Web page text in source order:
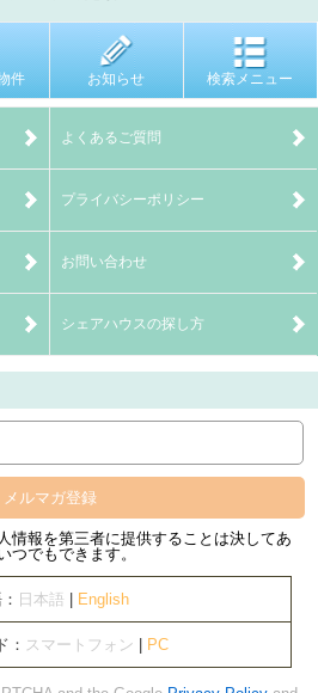
件 お知らせ 検索メニュー
よくあるご質問
プライバシーポリシー
お問い合わせ
シェアハウスの探し方
メルマガ登録
情報を第三者に提供することは決してあ
つでもできます。
日本語 English
： スマートフォン PC